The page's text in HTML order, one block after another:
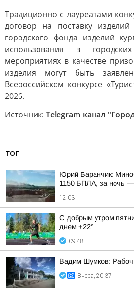
Традиционно с лауреатами
договор на поставку
городского фонда изделий
использования в
мероприятиях в качестве
изделия могут быть
Всероссийском конкурсе
2026.
Источник: Telegram-канал
ТОП
Юрий Баранчик:
1150 БПЛА, за ночь
12:03
С добрым утром
днем +22°
09:48
Вадим Шумков:
Вчера, 20:37